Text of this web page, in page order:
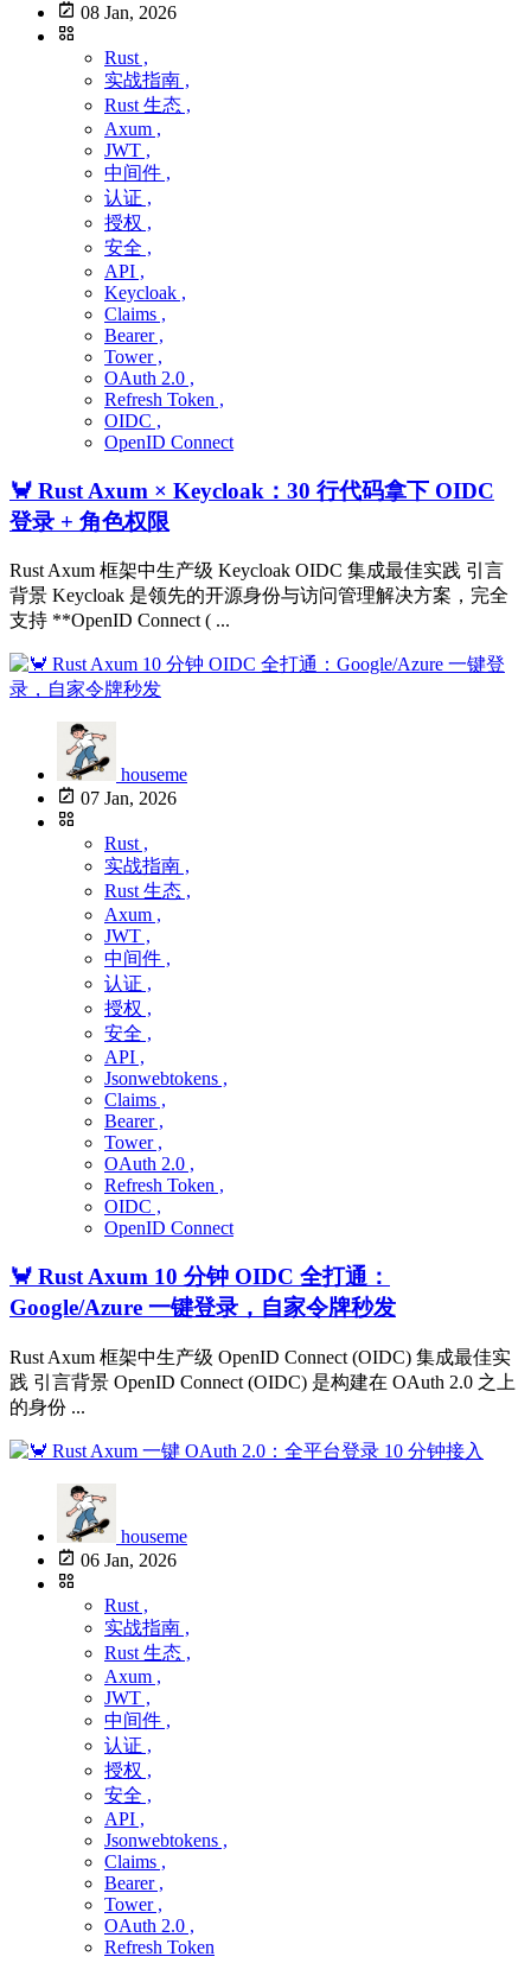
08 Jan, 2026
Rust ,
实战指南 ,
Rust 生态 ,
Axum ,
JWT ,
中间件 ,
认证 ,
授权 ,
安全 ,
API ,
Keycloak ,
Claims ,
Bearer ,
Tower ,
OAuth 2.0 ,
Refresh Token ,
OIDC ,
OpenID Connect
🦀 Rust Axum × Keycloak：30 行代码拿下 OIDC
登录 + 角色权限
Rust Axum 框架中生产级 Keycloak OIDC 集成最佳实践 引言
背景 Keycloak 是领先的开源身份与访问管理解决方案，完全
支持 **OpenID Connect ( ...
houseme
07 Jan, 2026
Rust ,
实战指南 ,
Rust 生态 ,
Axum ,
JWT ,
中间件 ,
认证 ,
授权 ,
安全 ,
API ,
Jsonwebtokens ,
Claims ,
Bearer ,
Tower ,
OAuth 2.0 ,
Refresh Token ,
OIDC ,
OpenID Connect
🦀 Rust Axum 10 分钟 OIDC 全打通：
Google/Azure 一键登录，自家令牌秒发
Rust Axum 框架中生产级 OpenID Connect (OIDC) 集成最佳实
践 引言背景 OpenID Connect (OIDC) 是构建在 OAuth 2.0 之上
的身份 ...
houseme
06 Jan, 2026
Rust ,
实战指南 ,
Rust 生态 ,
Axum ,
JWT ,
中间件 ,
认证 ,
授权 ,
安全 ,
API ,
Jsonwebtokens ,
Claims ,
Bearer ,
Tower ,
OAuth 2.0 ,
Refresh Token